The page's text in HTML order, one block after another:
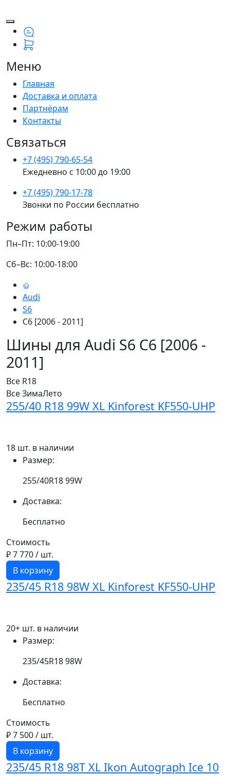
Меню
Главная
Доставка и оплата
Партнёрам
Контакты
Связаться
+7 (495) 790-65-54
Ежедневно с 10:00 до 19:00
+7 (495) 790-17-78
Звонки по России бесплатно
Режим работы
Пн–Пт: 10:00-19:00
Сб–Вс: 10:00-18:00
Audi
S6
C6 [2006 - 2011]
Шины для Audi S6 C6 [2006 -
2011]
Все R18
ВсеЗимаЛето
255/40 R18 99W XL Kinforest KF550-UHP
18 шт. в наличии
Размер:
255/40R18 99W
Доставка:
Бесплатно
Стоимость
₽ 7 770/ шт.
В корзину
235/45 R18 98W XL Kinforest KF550-UHP
20+ шт. в наличии
Размер:
235/45R18 98W
Доставка:
Бесплатно
Стоимость
₽ 7 500/ шт.
В корзину
235/45 R18 98T XL Ikon Autograph Ice 10